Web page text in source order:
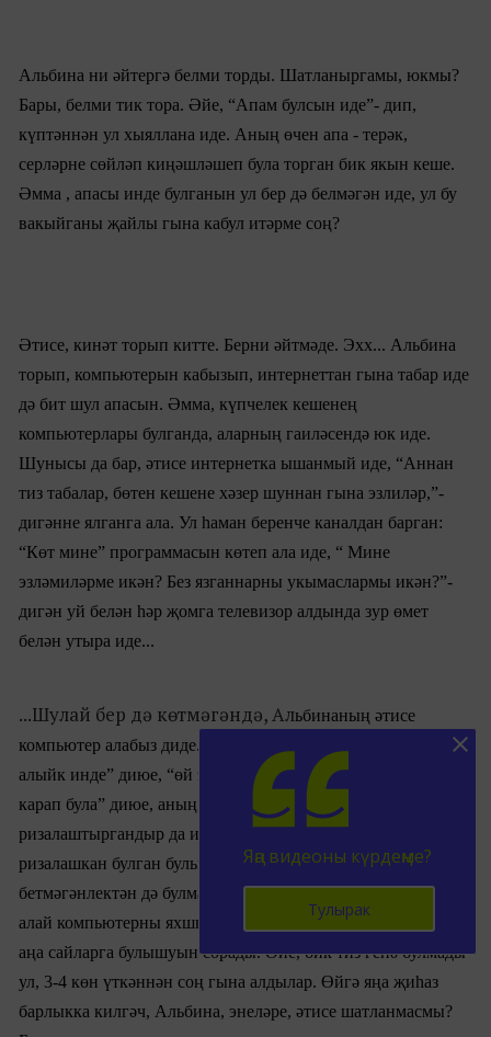
Альбина ни әйтергә белми торды. Шатланыргамы, юкмы?
Бары, белми тик тора. Әйе, “Апам булсын иде”- дип,
күптәннән ул хыяллана иде. Аның өчен апа - терәк,
серләрне сөйләп киңәшләшеп була торган бик якын кеше.
Әмма , апасы инде булганын ул бер дә белмәгән иде, ул бу
вакыйганы җайлы гына кабул итәрме соң?
Әтисе, кинәт торып китте. Берни әйтмәде. Эхх... Альбина
торып, компьютерын кабызып, интернеттан гына табар иде
дә бит шул апасын. Әмма, күпчелек кешенең
компьютерлары булганда, аларның гаиләсендә юк иде.
Шунысы да бар, әтисе интернетка ышанмый иде, “Аннан
тиз табалар, бөтен кешене хәзер шуннан гына эзлиләр,”-
дигәнне ялганга ала. Ул һаман беренче каналдан барган:
“Көт мине” программасын көтеп ала иде, “ Мине
эзләмиләрме икән? Без язганнарны укымаслармы икән?”-
дигән уй белән һәр җомга телевизор алдында зур өмет
белән утыра иде...
...Шулай бер дә көтмәгәндә, Альбинаның әтисе
компьютер алабыз диде. Ал
алыйк инде” диюе, “өй эшләрен хәзер интернет аша гына
карап була” диюе, аның компьютер алырга
ризалаштыргандыр да инде. Барыбер әллә кайчан
ризалашкан булган булыр иде дә, әмма акча җитеп
бетмәгәнлектән дә булмады инде ул. Альбинаның әтисе,
алай компьютерны яхшы белмәгәнлектән, бер яшь дустына
аңа сайларга булышуын сорады. Әйе, бик тиз генә булмады
ул, 3-4 көн үткәннән соң гына алдылар. Өйгә яңа җиһаз
барлыкка килгәч, Альбина, энеләре, әтисе шатланмасмы?
Яңа видеоны күрдеңме?
Тулырак